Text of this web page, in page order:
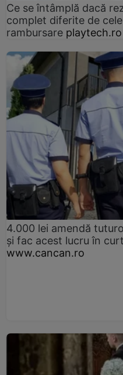
Ce se întâmplă dacă
complet diferite de
rambursare playtech.ro
4.000 lei amendă
și fac acest lucru în
www.cancan.ro